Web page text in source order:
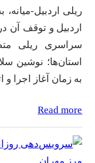
ریلی اردبیل-
اردبیل و توقف آن
سراسری ریلی
استان‌ها؛ نوشین
به زمان آغاز اجرا
Read more